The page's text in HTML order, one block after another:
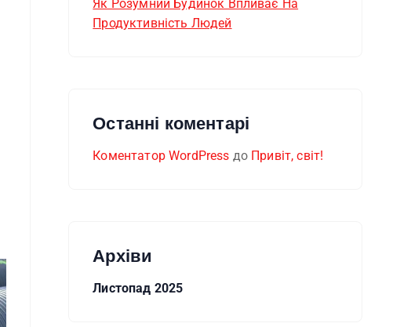
Як Розумний Будинок Впливає На
Продуктивність Людей
Останні коментарі
Коментатор WordPress до Привіт, світ!
Архіви
Листопад 2025